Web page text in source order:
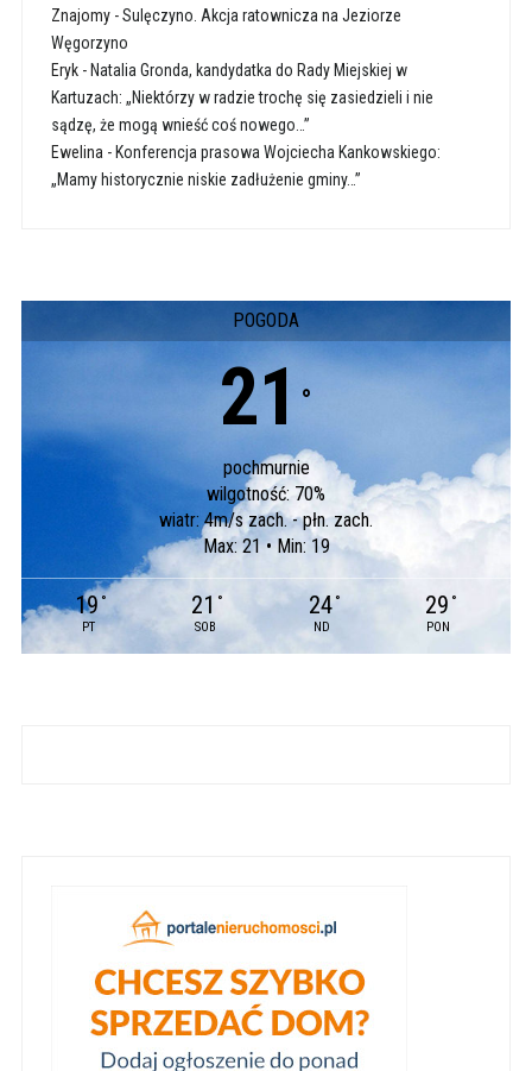
Znajomy-Sulęczyno. Akcja ratownicza na Jeziorze
Węgorzyno
Eryk- Natalia Gronda, kandydatka do Rady Miejskiej w
Kartuzach: „Niektórzy w radzie trochę się zasiedzieli i nie
sądzę, że mogą wnieść coś nowego…”
Ewelina - Konferencja prasowa Wojciecha Kankowskiego:
„Mamy historycznie niskie zadłużenie gminy…”
POGODA
21 °
pochmurnie
wilgotność: 70%
wiatr: 4m/s zach. - płn. zach.
Max: 21 • Min: 19
19 °
PT
21 °
SOB
24 °
ND
29 °
PON